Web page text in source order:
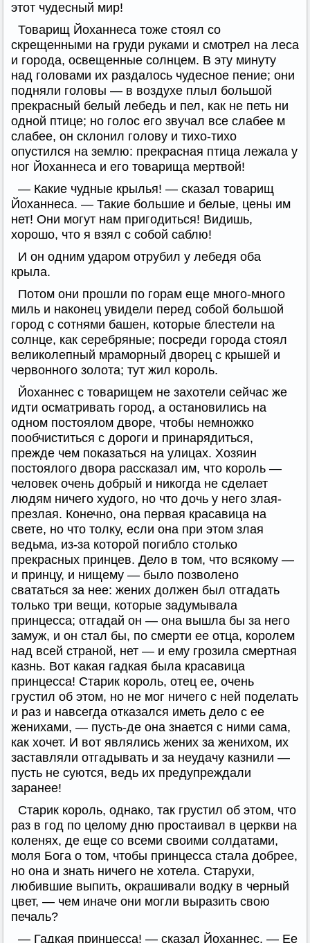
этот чудесный мир!
Товарищ Йоханнеса тоже стоял со
скрещенными на груди руками и смотрел на леса
и города, освещенные солнцем. В эту минуту
над головами их раздалось чудесное пение; они
подняли головы — в воздухе плыл большой
прекрасный белый лебедь и пел, как не петь ни
одной птице; но голос его звучал все слабее м
слабее, он склонил голову и тихо-тихо
опустился на землю: прекрасная птица лежала у
ног Йоханнеса и его товарища мертвой!
— Какие чудные крылья! — сказал товарищ
Йоханнеса. — Такие большие и белые, цены им
нет! Они могут нам пригодиться! Видишь,
хорошо, что я взял с собой саблю!
И он одним ударом отрубил у лебедя оба
крыла.
Потом они прошли по горам еще много-много
миль и наконец увидели перед собой большой
город с сотнями башен, которые блестели на
солнце, как серебряные; посреди города стоял
великолепный мраморный дворец с крышей и
червонного золота; тут жил король.
Йоханнес с товарищем не захотели сейчас же
идти осматривать город, а остановились на
одном постоялом дворе, чтобы немножко
пообчиститься с дороги и принарядиться,
прежде чем показаться на улицах. Хозяин
постоялого двора рассказал им, что король —
человек очень добрый и никогда не сделает
людям ничего худого, но что дочь у него злая-
презлая. Конечно, она первая красавица на
свете, но что толку, если она при этом злая
ведьма, из-за которой погибло столько
прекрасных принцев. Дело в том, что всякому —
и принцу, и нищему — было позволено
свататься за нее: жених должен был отгадать
только три вещи, которые задумывала
принцесса; отгадай он — она вышла бы за него
замуж, и он стал бы, по смерти ее отца, королем
над всей страной, нет — и ему грозила смертная
казнь. Вот какая гадкая была красавица
принцесса! Старик король, отец ее, очень
грустил об этом, но не мог ничего с ней поделать
и раз и навсегда отказался иметь дело с ее
женихами, — пусть-де она знается с ними сама,
как хочет. И вот являлись жених за женихом, их
заставляли отгадывать и за неудачу казнили —
пусть не суются, ведь их предупреждали
заранее!
Старик король, однако, так грустил об этом, что
раз в год по целому дню простаивал в церкви на
коленях, де еще со всеми своими солдатами,
моля Бога о том, чтобы принцесса стала добрее,
но она и знать ничего не хотела. Старухи,
любившие выпить, окрашивали водку в черный
цвет, — чем иначе они могли выразить свою
печаль?
— Гадкая принцесса! — сказал Йоханнес. — Ее